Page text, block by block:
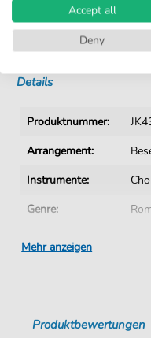
Kein Abo. Fairer
Sofortiger Download
Details
Produktnummer:
Arrangement:
Instrumente:
Genre:
Ära:
Taktart:
2-4
Mehr anzeigen
Produktbewertungen
Accept all
Deny